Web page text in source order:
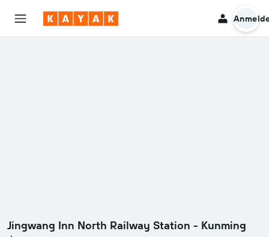
Jingwang Inn North Railway Station - Kunming